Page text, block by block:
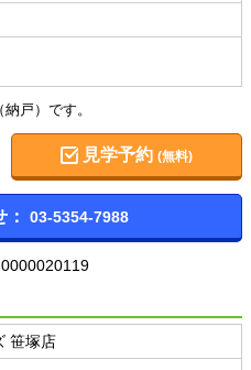
戸）です。
見学予約(無料)
： 03-5354-7988
笹塚店